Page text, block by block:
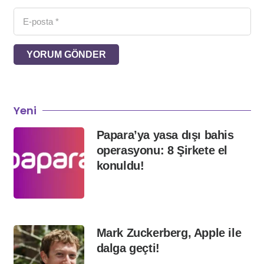
YORUM GÖNDER
Yeni
Papara’ya yasa dışı bahis
operasyonu: 8 Şirkete el
konuldu!
Mark Zuckerberg, Apple ile
dalga geçti!